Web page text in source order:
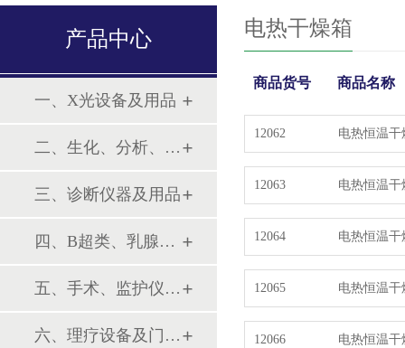
产品中心
一、X光设备及用品
二、生化、分析、实验综合类
三、诊断仪器及用品
四、B超类、乳腺诊断设备
五、手术、监护仪器及用品
六、理疗设备及门诊系列
电热干燥箱
商品货号 商品名称
12062 电热恒温
12063 电热恒温
12064 电热恒温
12065 电热恒温
12066 电热恒温干